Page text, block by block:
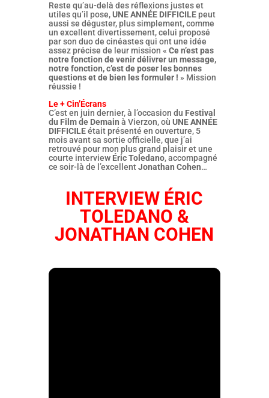
Reste qu’au-delà des réflexions justes et
utiles qu’il pose,UNE ANNÉE DIFFICILEpeut
aussi se déguster, plus simplement, comme
un excellent divertissement, celui proposé
par son duo de cinéastes qui ont une idée
assez précise de leur mission « Ce n’est pas
notre fonction de venir délivrer un message,
notre fonction, c’est de poser les bonnes
questions et de bien les formuler ! » Mission
réussie !
Le + Cin’Écrans
C’est en juin dernier, à l’occasion du Festival
du Film de Demain à Vierzon, où UNE ANNÉE
DIFFICILEétait présenté en ouverture, 5
mois avant sa sortie officielle, que j’ai
retrouvé pour mon plus grand plaisir et une
courte interview Éric Toledano, accompagné
ce soir-là de l’excellentJonathan Cohen…
INTERVIEW ÉRIC
TOLEDANO &
JONATHAN COHEN